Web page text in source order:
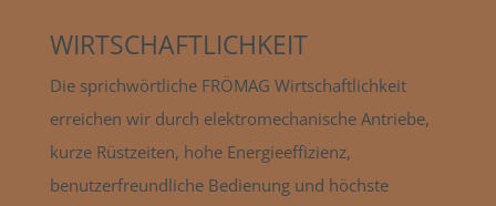
WIRTSCHAFTLICHKEIT
Die sprichwörtliche FRÖMAG Wirtschaftlichkeit
erreichen wir durch elektromechanische Antriebe,
kurze Rüstzeiten, hohe Energieeffizienz,
benutzerfreundliche Bedienung und höchste